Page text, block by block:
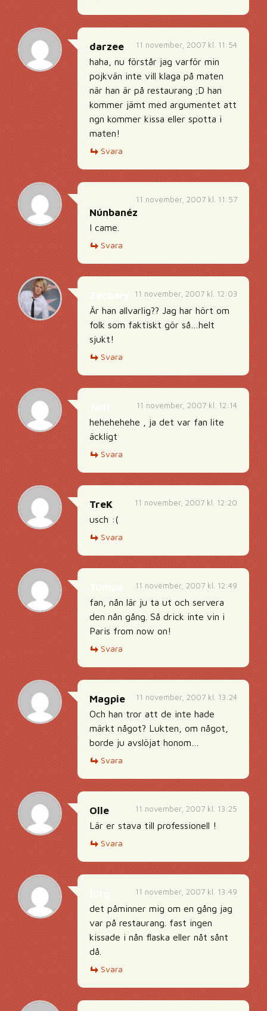
11 november, 2007 kl. 11:54
darzee
haha, nu förstår jag varför min
pojkvän inte vill klaga på maten
när han är på restaurang ;D han
kommer jämt med argumentet att
ngn kommer kissa eller spotta i
maten!
Svara
11 november, 2007 kl. 11:57
Núnbanéz
I came.
Svara
11 november, 2007 kl. 12:03
Är han allvarlig?? Jag har hört om
folk som faktiskt gör så…helt
sjukt!
Svara
11 november, 2007 kl. 12:14
hehehehehe , ja det var fan lite
äckligt
Svara
11 november, 2007 kl. 12:20
TreK
usch :(
Svara
11 november, 2007 kl. 12:49
fan, nån lär ju ta ut och servera
den nån gång. Så drick inte vin i
Paris from now on!
Svara
11 november, 2007 kl. 13:24
Magpie
Och han tror att de inte hade
märkt något? Lukten, om något,
borde ju avslöjat honom…
Svara
11 november, 2007 kl. 13:25
Olle
Lär er stava till professionell !
Svara
11 november, 2007 kl. 13:49
det påminner mig om en gång jag
var på restaurang. fast ingen
kissade i nån flaska eller nåt sånt
då.
Svara